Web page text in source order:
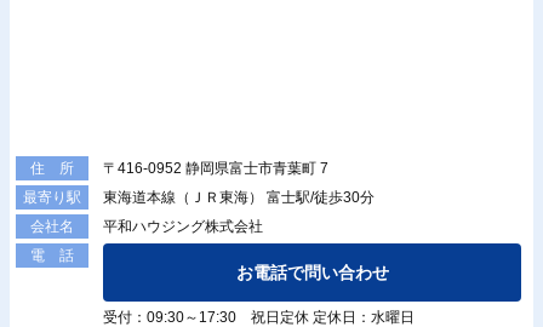
住 所
〒416-0952 静岡県富士市青葉町 7
最寄り駅
東海道本線（ＪＲ東海） 富士駅/徒歩30分
会社名
平和ハウジング株式会社
電 話
お電話で問い合わせ
受付：09:30～17:30 祝日定休 定休日：水曜日